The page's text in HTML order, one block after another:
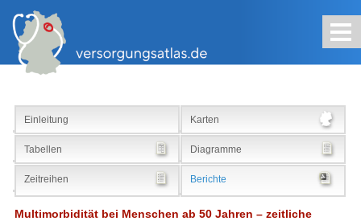
Suche
Einleitung Karten
Tabellen Diagramme
Zeitreihen Berichte
Multimorbidität bei Menschen ab 50 Jahren – zeitliche